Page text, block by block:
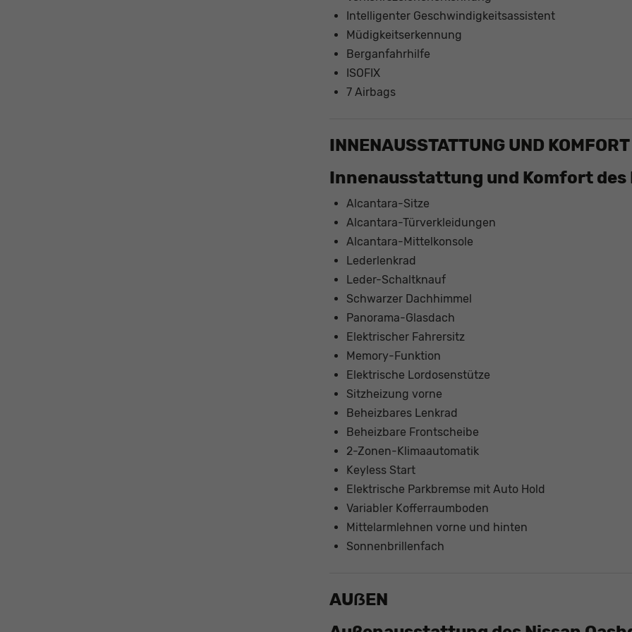
Intelligenter Geschwindigkeitsassistent
Müdigkeitserkennung
Berganfahrhilfe
ISOFIX
7 Airbags
INNENAUSSTATTUNG UND KOMFORT
Innenausstattung und Komfort des
Alcantara-Sitze
Alcantara-Türverkleidungen
Alcantara-Mittelkonsole
Lederlenkrad
Leder-Schaltknauf
Schwarzer Dachhimmel
Panorama-Glasdach
Elektrischer Fahrersitz
Memory-Funktion
Elektrische Lordosenstütze
Sitzheizung vorne
Beheizbares Lenkrad
Beheizbare Frontscheibe
2-Zonen-Klimaautomatik
Keyless Start
Elektrische Parkbremse mit Auto Hold
Variabler Kofferraumboden
Mittelarmlehnen vorne und hinten
Sonnenbrillenfach
AUẞEN